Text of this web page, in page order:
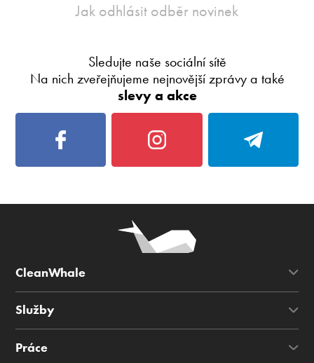
Jak odhlásit odběr novinek
Sledujte naše sociální sítě
Na nich zveřejňujeme nejnovější zprávy a také
slevy a akce
CleanWhale
Služby
Práce